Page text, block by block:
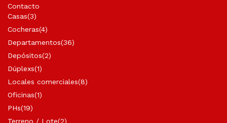
Contacto
Casas(3)
Cocheras(4)
Departamentos(36)
Depósitos(2)
Dúplexs(1)
Locales comerciales(8)
Oficinas(1)
PHs(19)
Terreno / Lote(2)